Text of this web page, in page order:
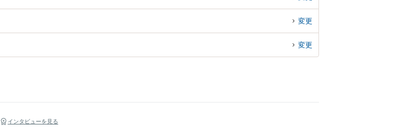
変更
変更
インタビューを見る